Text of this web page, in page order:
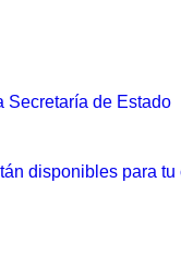
Secretaría de Estado
disponibles para